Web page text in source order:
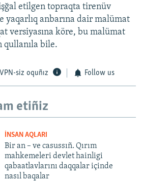
etilgen topraqta tirenüv
anbarına dair malümat
versiyasına köre, bu malümat
bile.
VPN-siz oquñız Follow us
etiñiz
İNSAN AQLARI
Bir an – ve casussıñ. Qırım
mahkemeleri devlet hainligi
qabaatlavlarını daqqalar içinde
nasıl baqalar